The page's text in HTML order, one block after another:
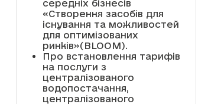
середніх бізнесів
«Створення засобів для
існування та можливостей
для оптимізованих
ринків»(BLOOM).
Про встановлення тарифів
на послуги з
централізованого
водопостачання,
централізованого